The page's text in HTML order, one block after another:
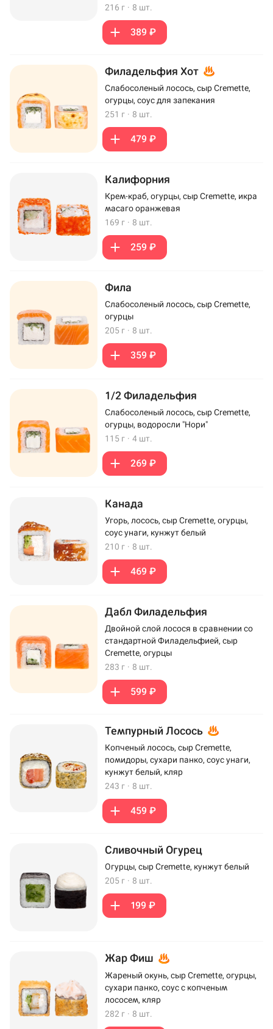
216 г · 8 шт.
389 ₽
Филадельфия Хот
Слабосоленый лосось, сыр Cremette,
огурцы, соус для запекания
251 г · 8 шт.
479 ₽
Калифорния
Крем-краб, огурцы, сыр Cremette, икра
масаго оранжевая
169 г · 8 шт.
259 ₽
Фила
Слабосоленый лосось, сыр Cremette,
огурцы
205 г · 8 шт.
359 ₽
1/2 Филадельфия
Слабосоленый лосось, сыр Cremette,
огурцы, водоросли "Нори"
115 г · 4 шт.
269 ₽
Канада
Угорь, лосось, сыр Cremette, огурцы,
соус унаги, кунжут белый
210 г · 8 шт.
469 ₽
Дабл Филадельфия
Двойной слой лосося в сравнении со
стандартной Филадельфией, сыр
Cremette, огурцы
283 г · 8 шт.
599 ₽
Темпурный Лосось
Копченый лосось, сыр Cremette,
помидоры, сухари панко, соус унаги,
кунжут белый, кляр
243 г · 8 шт.
459 ₽
Сливочный Огурец
Огурцы, сыр Cremette, кунжут белый
205 г · 8 шт.
199 ₽
Жар Фиш
Жареный окунь, сыр Cremette, огурцы,
сухари панко, соус с копченым
лососем, кляр
282 г · 8 шт.